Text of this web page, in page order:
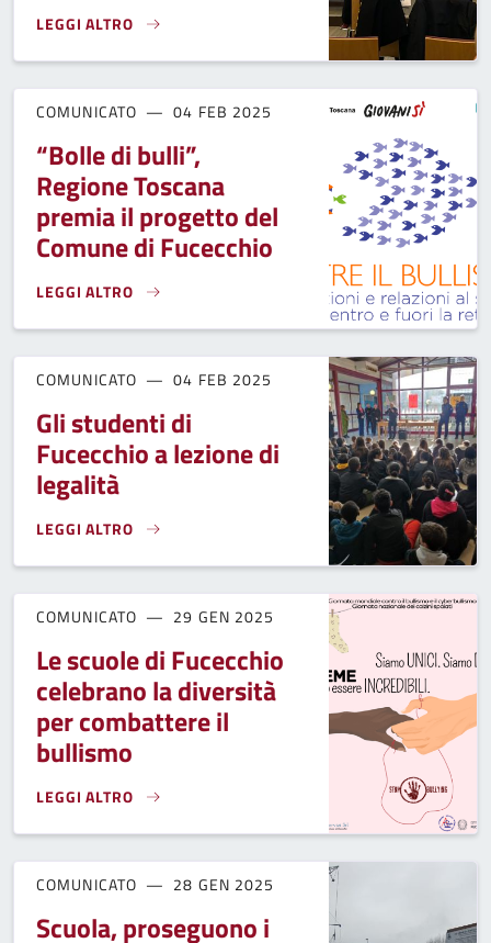
LEGGI ALTRO
CONVEGNO REGIONALE “OLTRE IL BULLISMO”, LA
COMUNICATO 04 FEB 2025
“Bolle di bulli”,
Regione Toscana
premia il progetto del
Comune di Fucecchio
LEGGI ALTRO
“BOLLE DI BULLI”, REGIONE TOSCANA PREMIA IL
COMUNICATO 04 FEB 2025
Gli studenti di
Fucecchio a lezione di
legalità
LEGGI ALTRO
GLI STUDENTI DI FUCECCHIO A LEZIONE DI LEGALITÀ}
COMUNICATO 29 GEN 2025
Le scuole di Fucecchio
celebrano la diversità
per combattere il
bullismo
LEGGI ALTRO
LE SCUOLE DI FUCECCHIO CELEBRANO LA DIVERSITÀ PER
COMUNICATO 28 GEN 2025
Scuola, proseguono i